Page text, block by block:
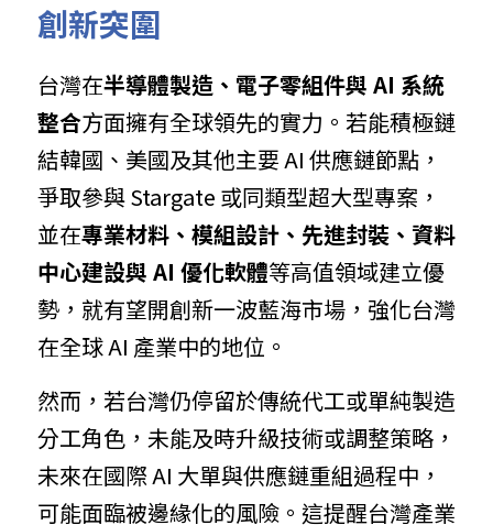
創新突圍
台灣在半導體製造、電子零組件與 AI 系統
整合方面擁有全球領先的實力。若能積極鏈
結韓國、美國及其他主要 AI 供應鏈節點，
爭取參與 Stargate 或同類型超大型專案，
並在專業材料、模組設計、先進封裝、資料
中心建設與 AI 優化軟體等高值領域建立優
勢，就有望開創新一波藍海市場，強化台灣
在全球 AI 產業中的地位。
然而，若台灣仍停留於傳統代工或單純製造
分工角色，未能及時升級技術或調整策略，
未來在國際 AI 大單與供應鏈重組過程中，
可能面臨被邊緣化的風險。這提醒台灣產業